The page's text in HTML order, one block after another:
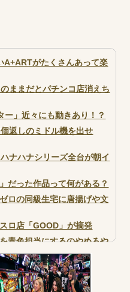
A+ARTがたくさんあって楽
ままだとパチンコ店消えち
ー」近々にも動きあり！？
返しのミドル機を出せ
ナハナシリーズ全台が朝イ
だった作品って何がある？
ロの同級生宅に唐揚げや文
ロ店「GOOD」が摘発
青色担当にするのやめろや
で会員カードを握り潰し
が、ワイの人生どれくらい